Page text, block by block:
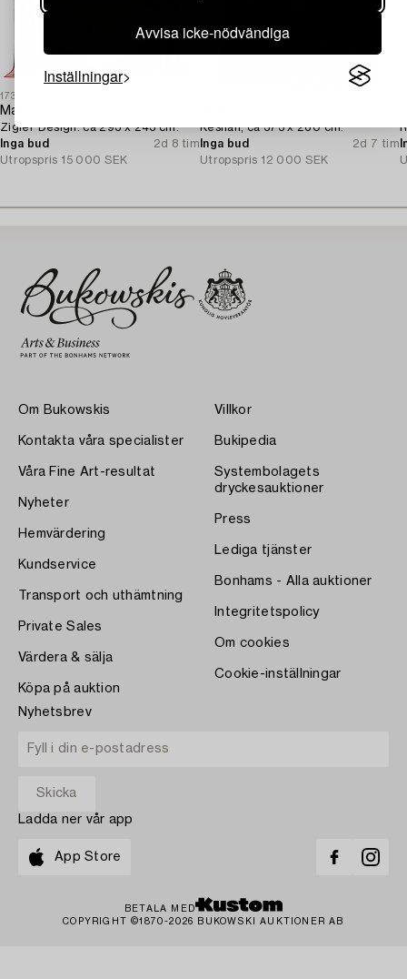
Avvisa icke-nödvändiga
Inställningar
1730635
Matta,
Zigler Design. ca 293 x 243 cm.
Inga bud
2d 8 tim
Utropspris 15 000 SEK
Keshan, ca 373 x 260 cm.
Inga bud
2d 7 tim
Utropspris 12 000 SEK
Om Bukowskis
Kontakta våra specialister
Våra Fine Art-resultat
Nyheter
Hemvärdering
Kundservice
Transport och uthämtning
Private Sales
Värdera & sälja
Köpa på auktion
Villkor
Bukipedia
Systembolagets
dryckesauktioner
Press
Lediga tjänster
Bonhams - Alla auktioner
Integritetspolicy
Om cookies
Cookie-inställningar
Nyhetsbrev
Ladda ner vår app
App Store
BETALA MED
COPYRIGHT ©1870-2026 BUKOWSKI AUKTIONER AB